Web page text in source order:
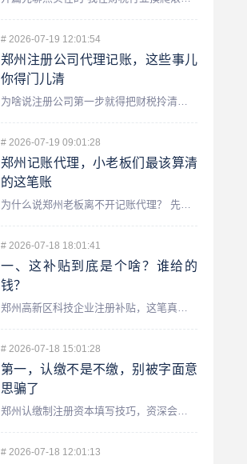
# 2026-07-19 12:01:54
郑州注册公司代理记账，这些事儿
你得门儿清
# 2026-07-19 09:01:28
郑州记账代理，小老板们最该算清
的这笔账
# 2026-07-18 18:01:41
一、这补贴到底是个啥？谁给的
钱？
# 2026-07-18 15:01:28
第一，认缴不是不缴，别被字面意
思骗了
# 2026-07-18 12:01:13